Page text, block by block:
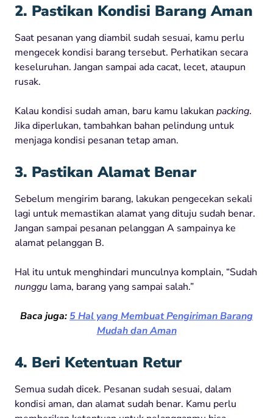
2. Pastikan Kondisi Barang Aman
Saat pesanan yang diambil sudah sesuai, kamu perlu
mengecek kondisi barang tersebut. Perhatikan secara
keseluruhan. Jangan sampai ada cacat, lecet, ataupun
rusak.
Kalau kondisi sudah aman, baru kamu lakukan packing.
Jika diperlukan, tambahkan bahan pelindung untuk
menjaga kondisi pesanan tetap aman.
3. Pastikan Alamat Benar
Sebelum mengirim barang, lakukan pengecekan sekali
lagi untuk memastikan alamat yang dituju sudah benar.
Jangan sampai pesanan pelanggan A sampainya ke
alamat pelanggan B.
Hal itu untuk menghindari munculnya komplain, “Sudah
nunggu lama, barang yang sampai salah.”
Baca juga: 5 Hal yang Membuat Pengiriman Barang
Mudah dan Aman
4. Beri Ketentuan Retur
Semua sudah dicek. Pesanan sudah sesuai, dalam
kondisi aman, dan alamat sudah benar. Kamu perlu